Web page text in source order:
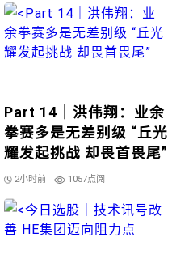
Part 14｜洪伟翔：业余
拳赛多是无差别级 “丘光
耀发起挑战 却畏首畏尾”
2小时前 1057点阅